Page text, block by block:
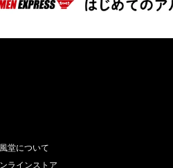
堂について
ラインストア